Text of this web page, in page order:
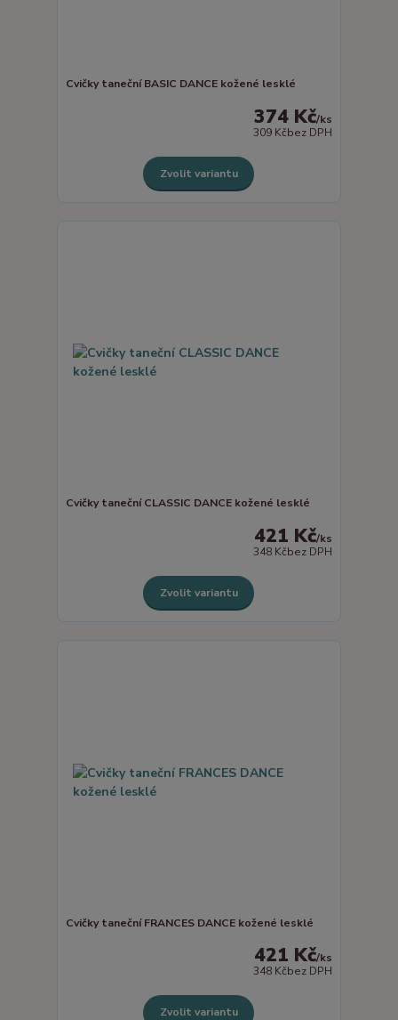
Cvičky taneční BASIC DANCE kožené lesklé
374 Kč/ks
309 Kčbez DPH
Zvolit variantu
Cvičky taneční CLASSIC DANCE kožené lesklé
421 Kč/ks
348 Kčbez DPH
Zvolit variantu
Cvičky taneční FRANCES DANCE kožené lesklé
421 Kč/ks
348 Kčbez DPH
Zvolit variantu